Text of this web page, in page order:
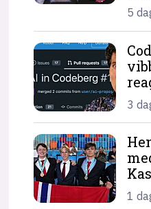
5
3
1